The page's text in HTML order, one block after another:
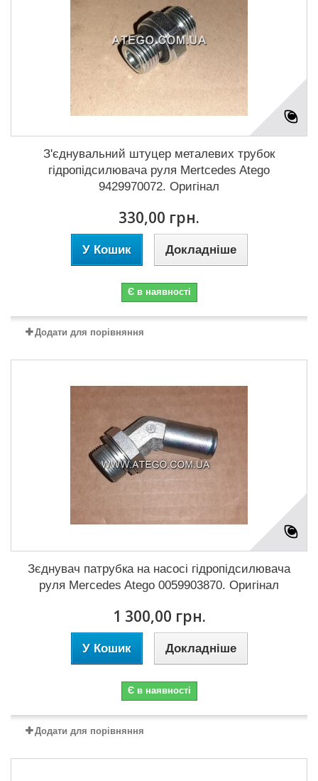
З'єднувальний штуцер металевих трубок
гідропідсилювача руля Mertcedes Atego
9429970072. Оригінал
330,00 грн.
У Кошик Докладніше
Є в наявності
Додати для порівняння
Зєднувач патрубка на насосі гідропідсилювача
руля Mercedes Atego 0059903870. Оригінал
1 300,00 грн.
У Кошик Докладніше
Є в наявності
Додати для порівняння